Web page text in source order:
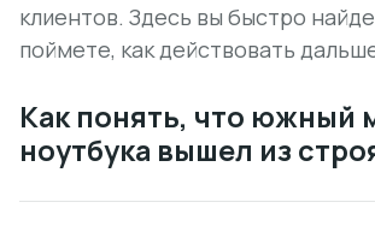
клиентов. Здесь вы быстро
поймете, как действовать
Как понять, что южный
ноутбука вышел из